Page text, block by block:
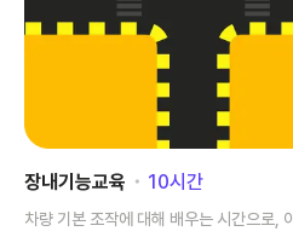
장내기능교육 ･ 10시간
차량 기본 조작에 대해 배우는 시간으로,